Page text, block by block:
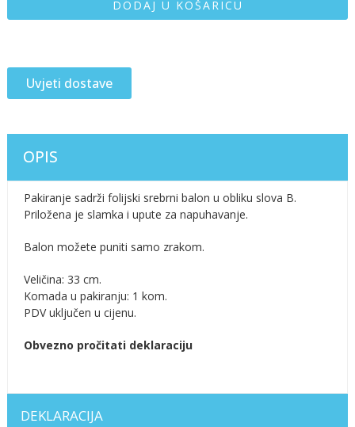
DODAJ U KOŠARICU
Uvjeti dostave
OPIS
Pakiranje sadrži folijski srebrni balon u obliku slova B.
Priložena je slamka i upute za napuhavanje.
Balon možete puniti samo zrakom.
Veličina: 33 cm.
Komada u pakiranju: 1 kom.
PDV uključen u cijenu.
Obvezno pročitati deklaraciju
DEKLARACIJA